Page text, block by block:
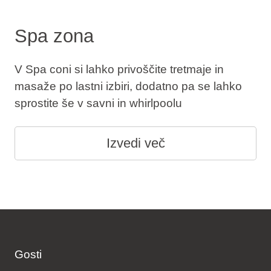
Spa zona
V Spa coni si lahko privoščite tretmaje in
masaže po lastni izbiri, dodatno pa se lahko
sprostite še v savni in whirlpoolu
Izvedi več
Gosti